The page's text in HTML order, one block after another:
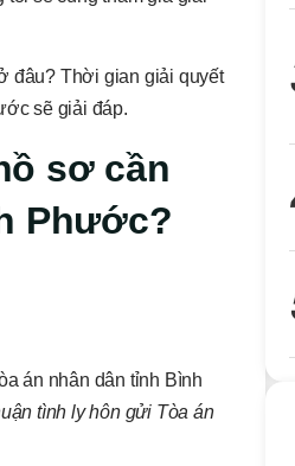
đâu? Thời gian giải quyết
sẽ giải đáp.
sơ cần
Phước?
án nhân dân tỉnh Bình
tình ly hôn gửi Tòa án